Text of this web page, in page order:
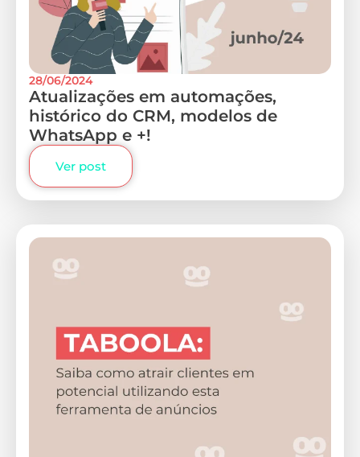
28/06/2024
Atualizações em automações,
histórico do CRM, modelos de
WhatsApp e +!
Ver post